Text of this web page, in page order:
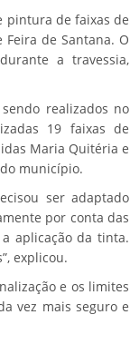
pintura de faixas de
de Santana. O
a travessia,
realizados no
19 faixas de
Maria Quitéria e
município.
ser adaptado
por conta das
aplicação da tinta.
explicou.
e os limites
vez mais seguro e